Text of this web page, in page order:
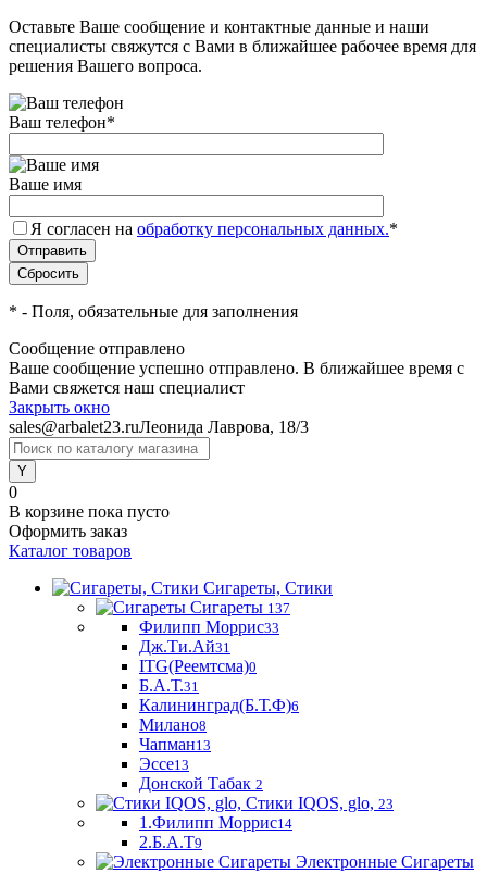
Оставьте Ваше сообщение и контактные данные и наши
специалисты свяжутся с Вами в ближайшее рабочее время для
решения Вашего вопроса.
Ваш телефон*
Ваше имя
Я согласен на обработку персональных данных.*
* - Поля, обязательные для заполнения
Сообщение отправлено
Ваше сообщение успешно отправлено. В ближайшее время с
Вами свяжется наш специалист
Закрыть окно
sales@arbalet23.ruЛеонида Лаврова, 18/3
0
В корзине пока пусто
Оформить заказ
Каталог товаров
Сигареты, Стики
Сигареты 137
Филипп Моррис33
Дж.Ти.Ай31
ITG(Реемтсма)0
Б.А.Т.31
Калининград(Б.Т.Ф)6
Милано8
Чапман13
Эссе13
Донской Табак 2
Стики IQOS, glo, 23
1.Филипп Моррис14
2.Б.А.Т9
Электронные Сигареты